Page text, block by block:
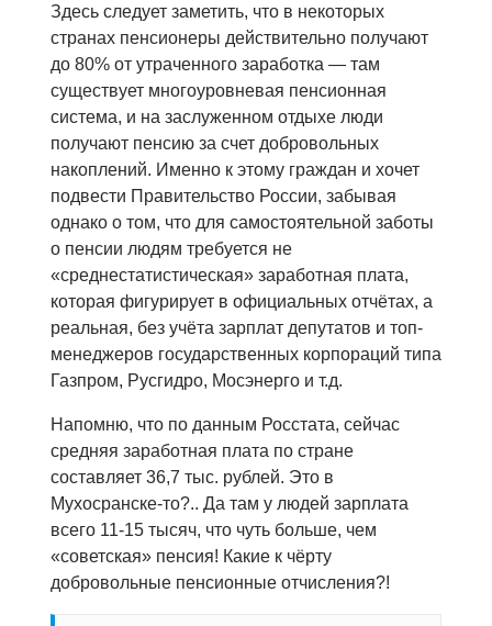
Здесь следует заметить, что в некоторых
странах пенсионеры действительно получают
до 80% от утраченного заработка — там
существует многоуровневая пенсионная
система, и на заслуженном отдыхе люди
получают пенсию за счет добровольных
накоплений. Именно к этому граждан и хочет
подвести Правительство России, забывая
однако о том, что для самостоятельной заботы
о пенсии людям требуется не
«среднестатистическая» заработная плата,
которая фигурирует в официальных отчётах, а
реальная, без учёта зарплат депутатов и топ-
менеджеров государственных корпораций типа
Газпром, Русгидро, Мосэнерго и т.д.
Напомню, что по данным Росстата, сейчас
средняя заработная плата по стране
составляет 36,7 тыс. рублей. Это в
Мухосранске-то?.. Да там у людей зарплата
всего 11-15 тысяч, что чуть больше, чем
«советская» пенсия! Какие к чёрту
добровольные пенсионные отчисления?!